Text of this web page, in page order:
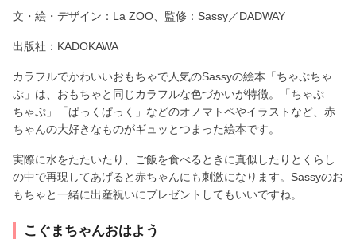
文・絵・デザイン：La ZOO、監修：Sassy／DADWAY
出版社：KADOKAWA
カラフルでかわいいおもちゃで人気のSassyの絵本「ちゃぷちゃ
ぷ」は、おもちゃと同じカラフルな色づかいが特徴。「ちゃぷ
ちゃぷ」「ぱっくぱっく」などのオノマトペやイラストなど、赤
ちゃんの大好きなものがギュッとつまった絵本です。
実際に水をたたいたり、ご飯を食べるときに真似したりとくらし
の中で再現してあげると赤ちゃんにも刺激になります。Sassyのお
もちゃと一緒に出産祝いにプレゼントしてもいいですね。
こぐまちゃんおはよう